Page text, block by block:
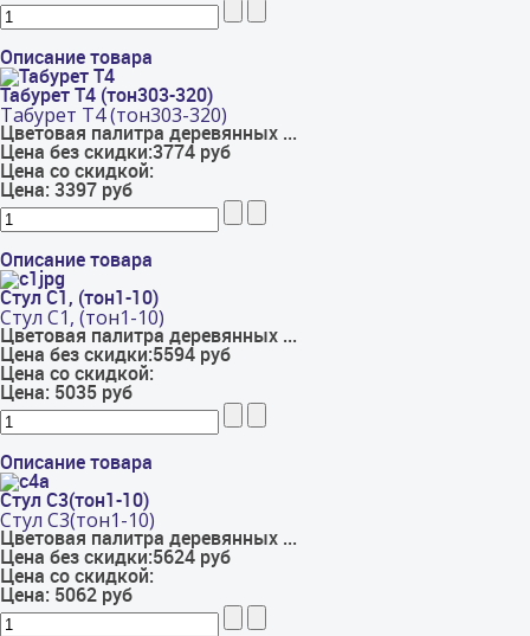
Описание товара
Табурет Т4 (тон303-320)
Табурет Т4 (тон303-320)
Цветовая палитра деревянных ...
Цена без скидки:3774 руб
Цена со скидкой:
Цена: 3397 руб
Описание товара
Стул С1, (тон1-10)
Стул С1, (тон1-10)
Цветовая палитра деревянных ...
Цена без скидки:5594 руб
Цена со скидкой:
Цена: 5035 руб
Описание товара
Стул С3(тон1-10)
Стул С3(тон1-10)
Цветовая палитра деревянных ...
Цена без скидки:5624 руб
Цена со скидкой:
Цена: 5062 руб